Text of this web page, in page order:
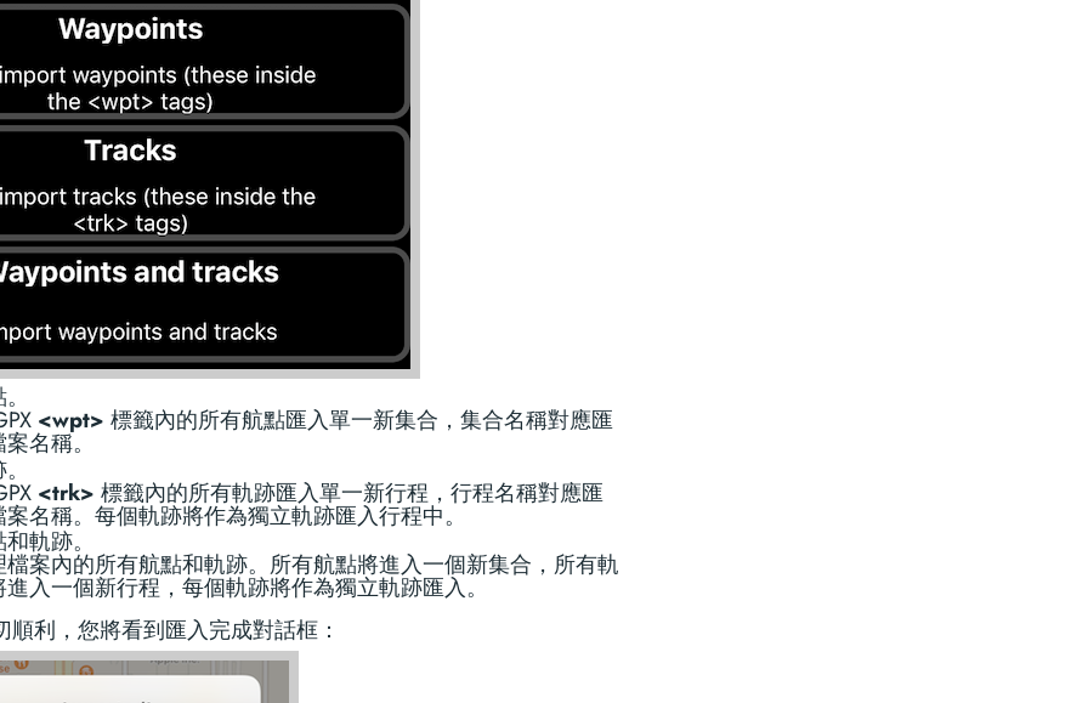
<wpt> 標籤內的所有航點匯入單一新集合，集合名稱對應匯
名稱。
<trk> 標籤內的所有軌跡匯入單一新行程，行程名稱對應匯
名稱。每個軌跡將作為獨立軌跡匯入行程中。
軌跡。
檔案內的所有航點和軌跡。所有航點將進入一個新集合，所有軌
入一個新行程，每個軌跡將作為獨立軌跡匯入。
順利，您將看到匯入完成對話框：